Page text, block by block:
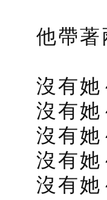
他帶
沒有
沒有
沒有
沒有
沒有